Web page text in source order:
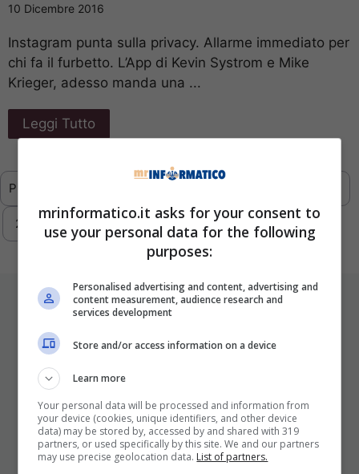
10 Dicembre 2016
Instagram punta sulla privacy. Allarme immediato per
chi fa il furbetto. L’App di Kevin Systrom e Mike
Krieger, adesso manda una ...
Leggi Tutto
Previous
290 … 293 Next
ULTIMI ARTICOLI
mrinformatico.it asks for your consent to
use your personal data for the following
purposes:
Personalised advertising and content, advertising and
content measurement, audience research and
services development
Store and/or access information on a device
Learn more
Your personal data will be processed and information from
your device (cookies, unique identifiers, and other device
data) may be stored by, accessed by and shared with 319
partners, or used specifically by this site. We and our partners
may use precise geolocation data. List of partners.